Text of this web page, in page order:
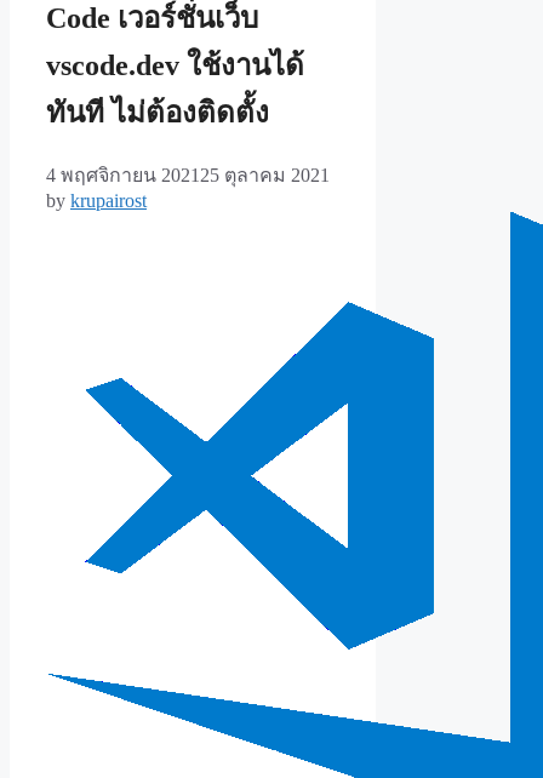
Code เวอร์ชั่นเว็บ
vscode.dev ใช้งานได้
ทันที ไม่ต้องติดตั้ง
4 พฤศจิกายน 2021 25 ตุลาคม 2021
by krupairost